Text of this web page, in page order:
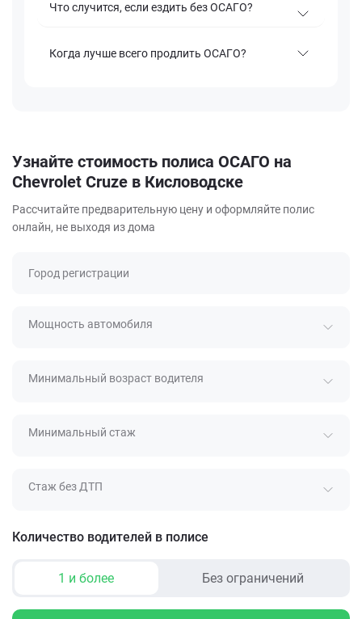
Что случится, если ездить без ОСАГО?
Когда лучше всего продлить ОСАГО?
Узнайте стоимость полиса ОСАГО на
Chevrolet Cruze в Кисловодске
Рассчитайте предварительную цену и оформляйте полис
онлайн, не выходя из дома
Город регистрации
Мощность автомобиля
Минимальный возраст водителя
Минимальный стаж
Стаж без ДТП
Количество водителей в полисе
1 и более Без ограничений